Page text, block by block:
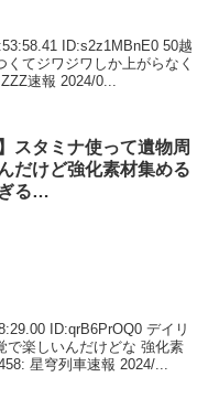
ID:s2z1MBnE0 50越
てジワジワしか上がらなく
速報 2024/0...
スタミナ使って遺物周
だけど強化素材集める
る…
ID:qrB6PrOQ0 デイリ
で楽しいんだけどな 強化素
星穹列車速報 2024/...